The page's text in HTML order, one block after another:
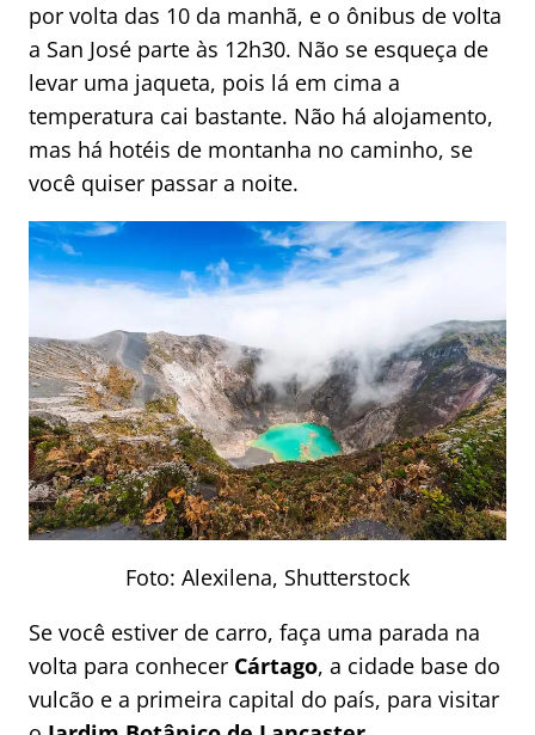
por volta das 10 da manhã, e o ônibus de volta
a San José parte às 12h30. Não se esqueça de
levar uma jaqueta, pois lá em cima a
temperatura cai bastante. Não há alojamento,
mas há hotéis de montanha no caminho, se
você quiser passar a noite.
Foto: Alexilena, Shutterstock
Se você estiver de carro, faça uma parada na
volta para conhecer Cártago, a cidade base do
vulcão e a primeira capital do país, para visitar